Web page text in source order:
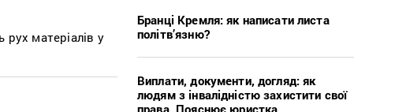
матеріалів у
Бранці Кремля: як написати листа
політв’язню?
Виплати, документи, догляд: як
людям з інвалідністю захистити свої
права. Пояснює юристка